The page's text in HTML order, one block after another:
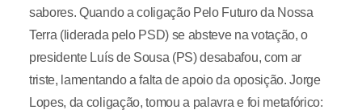
sabores. Quando a coligação Pelo Futuro da Nossa
Terra (liderada pelo PSD) se absteve na votação, o
presidente Luís de Sousa (PS) desabafou, com ar
triste, lamentando a falta de apoio da oposição. Jorge
Lopes, da coligação, tomou a palavra e foi metafórico: